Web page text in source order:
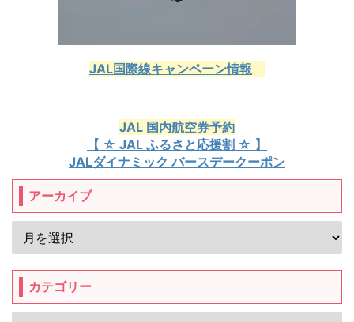
JAL国際線キャンペーン情報
JAL 国内航空券予約
【 ☆ JAL ふるさと応援割 ☆ 】
JALダイナミック バースデークーポン
アーカイブ
カテゴリー